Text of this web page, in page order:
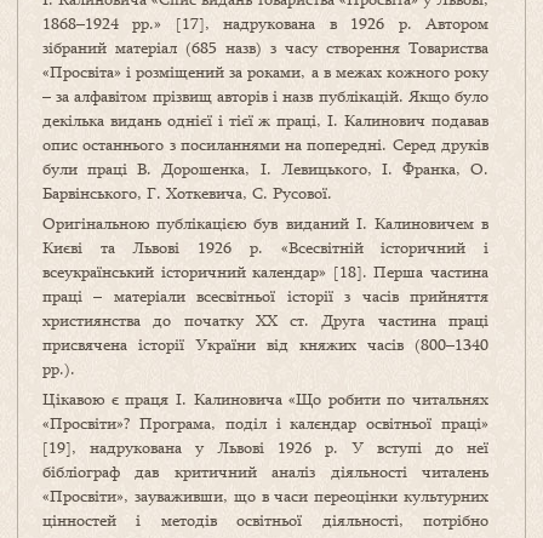
1868–1924 рр.» [17], надрукована в 1926 р. Автором
зібраний матеріал (685 назв) з часу створення Товариства
«Просвіта» і розміщений за роками, а в межах кожного року
– за алфавітом прізвищ авторів і назв публікацій. Якщо було
декілька видань однієї і тієї ж праці, І. Калинович подавав
опис останнього з посиланнями на попередні. Серед друків
були праці В. Дорошенка, І. Левицького, І. Франка, О.
Барвінського, Г. Хоткевича, С. Русової.
Оригінальною публікацією був виданий І. Калиновичем в
Києві та Львові 1926 р. «Всесвітній історичний і
всеукраїнський історичний календар» [18]. Перша частина
праці – матеріали всесвітньої історії з часів при­йняття
християнства до початку ХХ ст. Друга частина праці
присвячена історії України від княжих часів (800–1340
рр.).
Цікавою є праця І. Калиновича «Що робити по читальнях
«Просвіти»? Програма, поділ і калєндар освітньої праці»
[19], надрукована у Львові 1926 р. У вступі до неї
бібліограф дав критичний аналіз діяльності читалень
«Просвіти», зауваживши, що в часи переоцінки культурних
цінностей і методів освітньої діяльності, потрібно